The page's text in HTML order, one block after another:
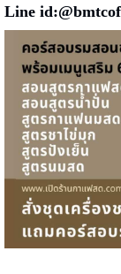
Line